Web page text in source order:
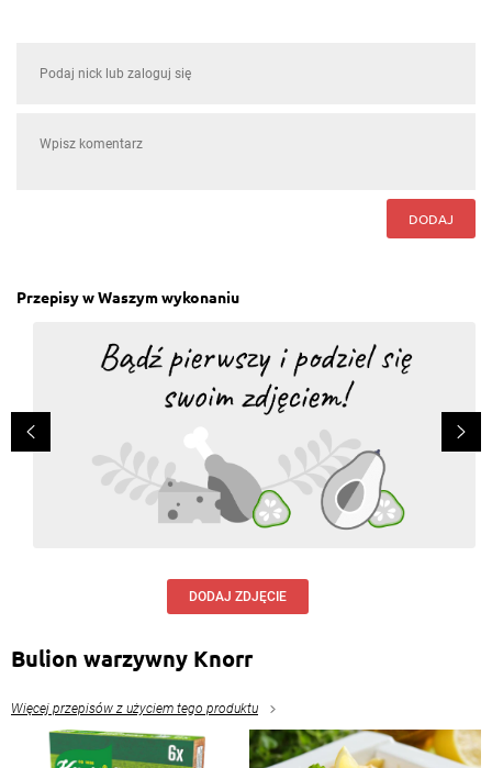
DODAJ
Przepisy w Waszym wykonaniu
DODAJ ZDJĘCIE
Bulion warzywny Knorr
Więcej przepisów z użyciem tego produktu